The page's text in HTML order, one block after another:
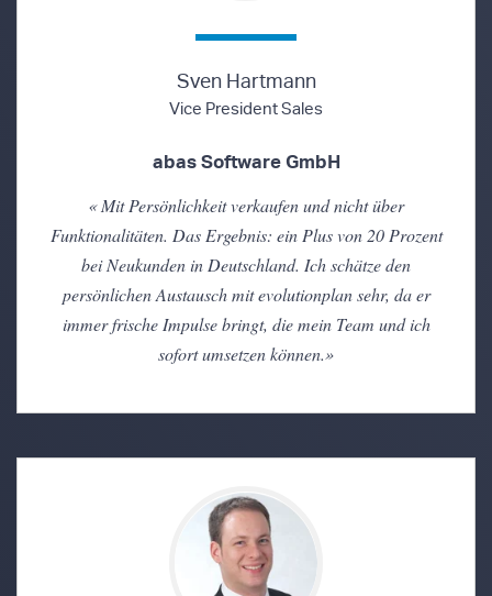
Sven Hartmann
Vice President Sales
abas Software GmbH
«Mit Persönlichkeit verkaufen und nicht über
Funktionalitäten. Das Ergebnis: ein Plus von 20 Prozent
bei Neukunden in Deutschland. Ich schätze den
persönlichen Austausch mit evolutionplan sehr, da er
immer frische Impulse bringt, die mein Team und ich
sofort umsetzen können.»